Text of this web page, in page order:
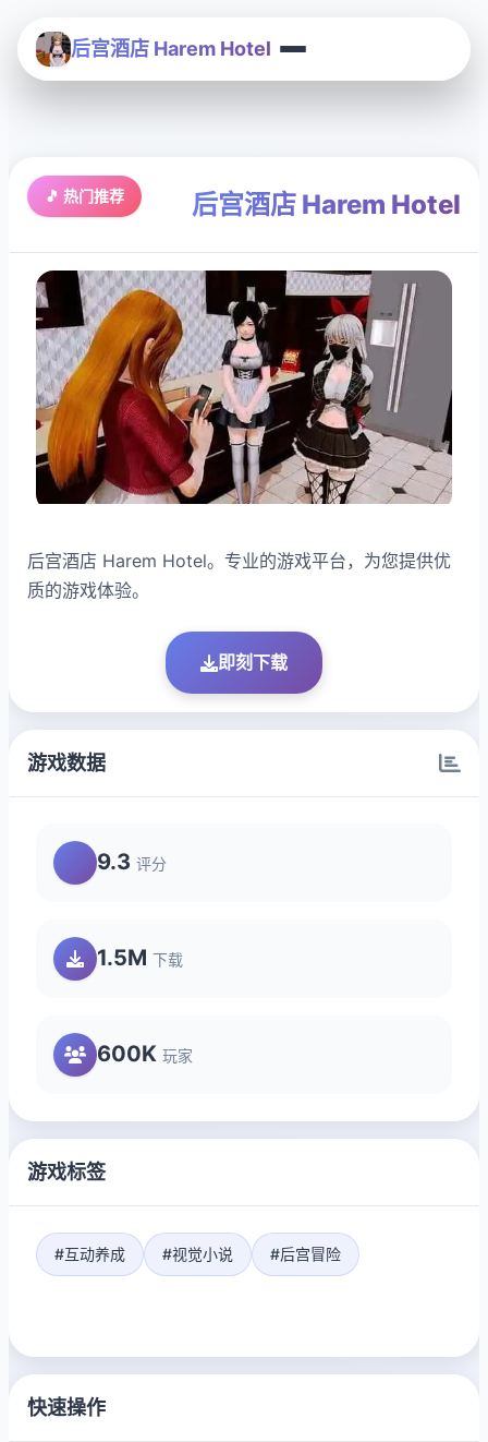
后宫酒店 Harem Hotel
🎵 热门推荐 后宫酒店 Harem Hotel
后宫酒店 Harem Hotel。专业的游戏平台，为您提供优
质的游戏体验。
即刻下载
游戏数据
9.3 评分
1.5M 下载
600K 玩家
游戏标签
#互动养成 #视觉小说 #后宫冒险
快速操作